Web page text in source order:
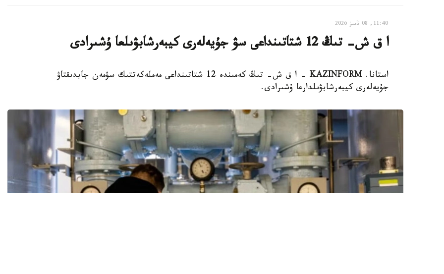
11:40, 08 تامىز 2026
ا ق ش- تىڭ 12 شتاتىنداعى سۋ جۇيەلەرى كيبەرشابۋىلعا ۇشىرادى
استانا. KAZINFORM – ا ق ش- تىڭ كەمىندە 12 شتاتىنداعى مەملەكەتتىك سۋمەن جابدىقتاۋ
جۇيەلەرى كيبەرشابۋىلدارعا ۇشىرادى.